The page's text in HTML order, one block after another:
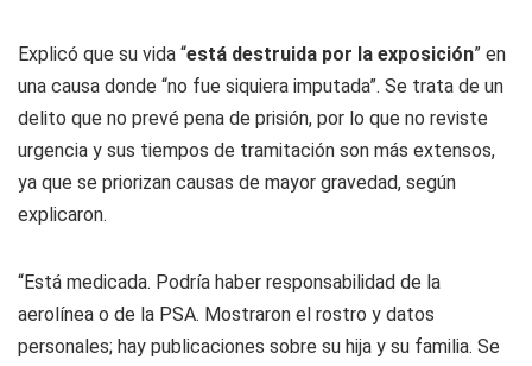
Explicó que su vida “está destruida por la exposición” en
una causa donde “no fue siquiera imputada”. Se trata de un
delito que no prevé pena de prisión, por lo que no reviste
urgencia y sus tiempos de tramitación son más extensos,
ya que se priorizan causas de mayor gravedad, según
explicaron.
“Está medicada. Podría haber responsabilidad de la
aerolínea o de la PSA. Mostraron el rostro y datos
personales; hay publicaciones sobre su hija y su familia. Se